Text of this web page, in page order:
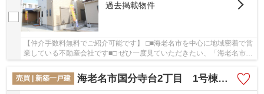
過去掲載物件
【仲介手数料無料でご紹介可能です】 □■海老名市を中心に地域密着で営
業している不動産会社です■□ ぜひ一度見ていただきたい、「海老名市大
売買 | 新築一戸建
海老名市国分寺台2丁目 1号棟 新築一戸建 全2棟【仲介手数料無料】